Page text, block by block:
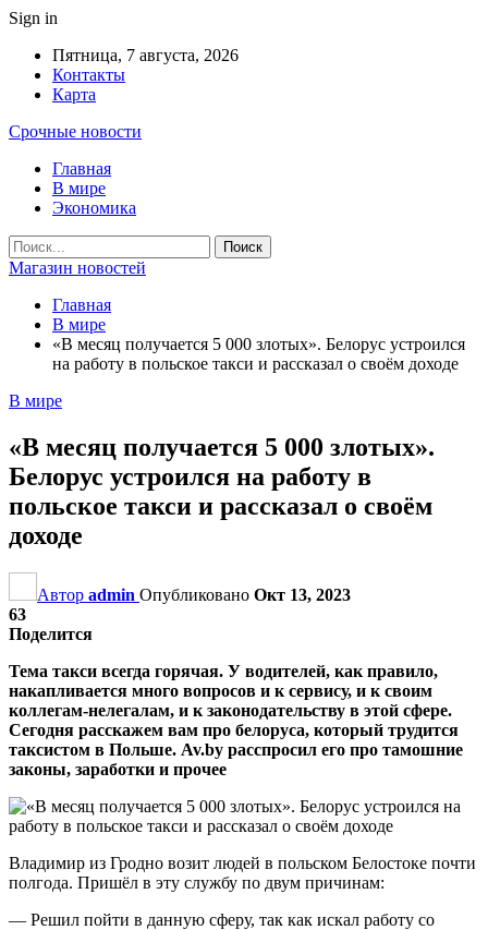
Sign in
Пятница, 7 августа, 2026
Контакты
Карта
Срочные новости
Главная
В мире
Экономика
Магазин новостей
Главная
В мире
«В месяц получается 5 000 злотых». Белорус устроился
на работу в польское такси и рассказал о своём доходе
В мире
«В месяц получается 5 000 злотых».
Белорус устроился на работу в
польское такси и рассказал о своём
доходе
Автор admin Опубликовано Окт 13, 2023
63
Поделится
Тема такси всегда горячая. У водителей, как правило,
накапливается много вопросов и к сервису, и к своим
коллегам-нелегалам, и к законодательству в этой сфере.
Сегодня расскажем вам про белоруса, который трудится
таксистом в Польше. Av.by расспросил его про тамошние
законы, заработки и прочее
Владимир из Гродно возит людей в польском Белостоке почти
полгода. Пришёл в эту службу по двум причинам:
— Решил пойти в данную сферу, так как искал работу со